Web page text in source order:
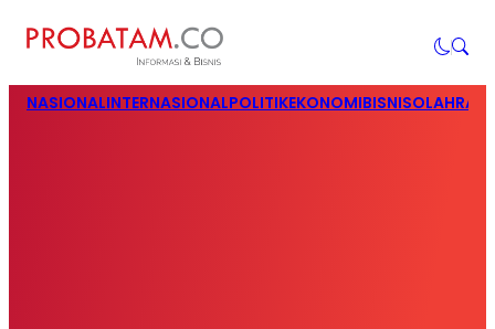
NASIONALINTERNASIONALPOLITIKEKONOMIBISNIS